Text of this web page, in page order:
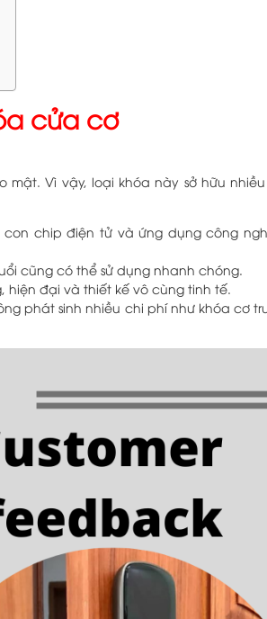
cửa cơ
Vì vậy, loại khóa này sở hữu
chip điện tử và ứng dụng công
cũng có thể sử dụng nhanh chóng.
hiện đại và thiết kế vô cùng tinh tế.
phát sinh nhiều chi phí như khóa cơ